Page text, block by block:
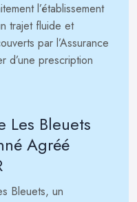
l’établissement
trajet fluide et
par l’Assurance
d’une prescription
Les Bleuets
Agréé
Bleuets, un